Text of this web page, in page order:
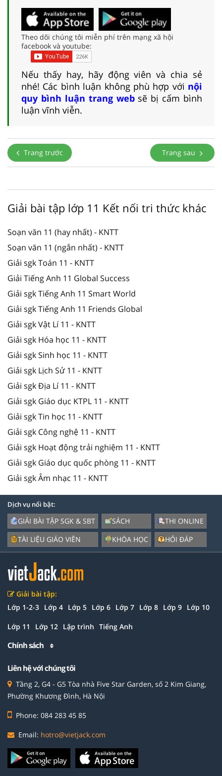
Theo dõi chúng tôi miễn phí trên mạng xã hội
facebook và youtube:
Nếu thấy hay, hãy động viên và chia sẻ
nhé! Các bình luận không phù hợp với nội
quy bình luận trang websẽ bị cấm bình
luận vĩnh viễn.
Trang trước Trang sau
Giải bài tập lớp 11 Kết nối tri thức khác
Soạn văn 11 (hay nhất) - KNTT
Soạn văn 11 (ngắn nhất) - KNTT
Giải sgk Toán 11 - KNTT
Giải Tiếng Anh 11 Global Success
Giải sgk Tiếng Anh 11 Smart World
Giải sgk Tiếng Anh 11 Friends Global
Giải sgk Vật Lí 11 - KNTT
Giải sgk Hóa học 11 - KNTT
Giải sgk Sinh học 11 - KNTT
Giải sgk Lịch Sử 11 - KNTT
Giải sgk Địa Lí 11 - KNTT
Giải sgk Giáo dục KTPL 11 - KNTT
Giải sgk Tin học 11 - KNTT
Giải sgk Công nghệ 11 - KNTT
Giải sgk Hoạt động trải nghiệm 11 - KNTT
Giải sgk Giáo dục quốc phòng 11 - KNTT
Giải sgk Âm nhạc 11 - KNTT
Dịch vụ nổi bật:
GIẢI BÀI TẬP SGK & SBT
TÀI LIỆU GIÁO VIÊN
SÁCH
KHÓA HỌC
THI ONLINE
HỎI ĐÁP
Giải bài tập:
Lớp 1-2-3 Lớp 4 Lớp 5 Lớp 6 Lớp 7 Lớp 8 Lớp 9 Lớp 10
Lớp 11 Lớp 12 Lập trình Tiếng Anh
Chính sách
Liên hệ với chúng tôi
Tầng 2, G4 - G5 Tòa nhà Five Star Garden, số 2 Kim Giang,
Phường Khương Đình, Hà Nội
Phone: 084 283 45 85
Email: hotro@vietjack.com